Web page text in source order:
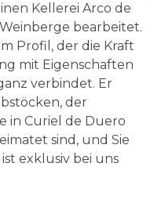
Kellerei Arco de
bearbeitet.
Profil, der die Kraft
mit Eigenschaften
verbindet. Er
der
in Curiel de Duero
sind, und Sie
exklusiv bei uns